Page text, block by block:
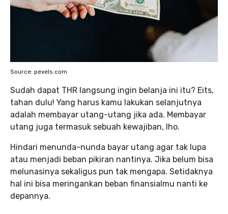
Source: pexels.com
Sudah dapat THR langsung ingin belanja ini itu? Eits,
tahan dulu! Yang harus kamu lakukan selanjutnya
adalah membayar utang-utang jika ada. Membayar
utang juga termasuk sebuah kewajiban, lho.
Hindari menunda-nunda bayar utang agar tak lupa
atau menjadi beban pikiran nantinya. Jika belum bisa
melunasinya sekaligus pun tak mengapa. Setidaknya
hal ini bisa meringankan beban finansialmu nanti ke
depannya.